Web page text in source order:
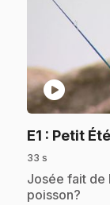
play_circle
E1 : Petit
33 s
.Josée fait de
poisson?